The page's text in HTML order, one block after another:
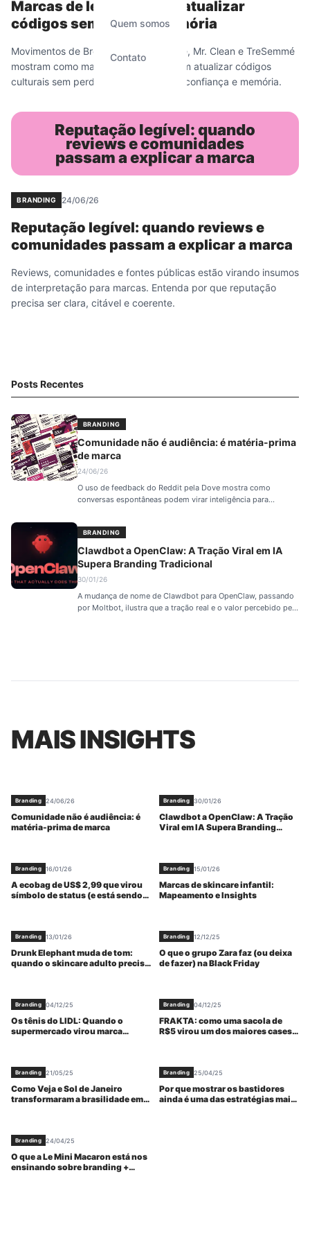
Quem somos
Contato
Marcas de legado: como atualizar
códigos sem apagar memória
Movimentos de Brooks Brothers, Sprite, Mr. Clean e TreSemmé
mostram como marcas maduras tentam atualizar códigos
culturais sem perder reconhecimento, confiança e memória.
Reputação legível: quando
reviews e comunidades
passam a explicar a marca
BRANDING 24/06/26
Reputação legível: quando reviews e
comunidades passam a explicar a marca
Reviews, comunidades e fontes públicas estão virando insumos
de interpretação para marcas. Entenda por que reputação
precisa ser clara, citável e coerente.
Posts Recentes
BRANDING
Comunidade não é audiência: é matéria-prima
de marca
24/06/26
O uso de feedback do Reddit pela Dove mostra como
conversas espontâneas podem virar inteligência para
BRANDING
Clawdbot a OpenClaw: A Tração Viral em IA
Supera Branding Tradicional
30/01/26
A mudança de nome de Clawdbot para OpenClaw, passando
por Moltbot, ilustra que a tração real e o valor percebido pela
MAIS INSIGHTS
Branding 24/06/26
Comunidade não é audiência: é
matéria-prima de marca
Branding 30/01/26
Clawdbot a OpenClaw: A Tração
Viral em IA Supera Branding
Branding 16/01/26
A ecobag de US$ 2,99 que virou
símbolo de status (e está sendo
Branding 15/01/26
Marcas de skincare infantil:
Mapeamento e Insights
Branding 13/01/26
Drunk Elephant muda de tom:
quando o skincare adulto precisa
Branding 12/12/25
O que o grupo Zara faz (ou deixa
de fazer) na Black Friday
Branding 04/12/25
Os tênis do LIDL: Quando o
supermercado virou marca
Branding 04/12/25
FRAKTA: como uma sacola de
R$5 virou um dos maiores cases
Branding 21/05/25
Como Veja e Sol de Janeiro
transformaram a brasilidade em
Branding 25/04/25
Por que mostrar os bastidores
ainda é uma das estratégias mais
Branding 24/04/25
O que a Le Mini Macaron está nos
ensinando sobre branding +